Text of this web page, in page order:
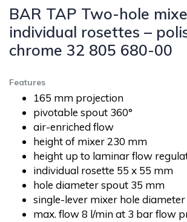
BAR TAP Two-hole
individual rosettes –
chrome 32 805 680-00
Features
165 mm projection
pivotable spout 360°
air-enriched flow
height of mixer 230 mm
height up to laminar flow
individual rosette 55 x 55 mm
hole diameter spout 35 mm
single-lever mixer hole
max. flow 8 l/min at 3 bar flow